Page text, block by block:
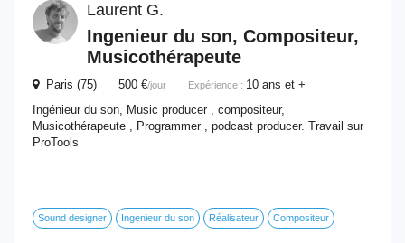
Laurent G.
Ingenieur du son, Compositeur,
Musicothérapeute
Paris (75) 500 €/jour Expérience : 10 ans et +
Ingénieur du son, Music producer , compositeur,
Musicothérapeute , Programmer , podcast producer. Travail sur
ProTools
Sound designer Ingenieur du son Réalisateur Compositeur